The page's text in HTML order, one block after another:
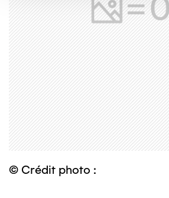
© Crédit photo :